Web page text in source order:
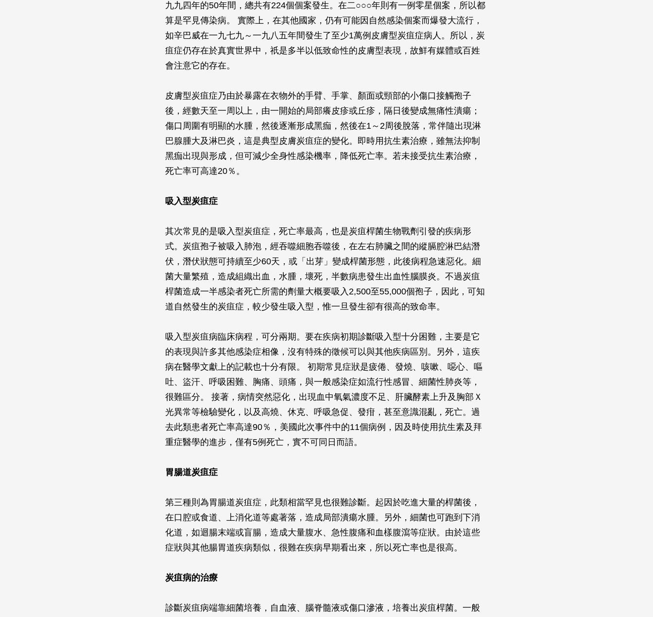
九九四年的50年間，總共有224個個案發生。在二○○○年則有一例零星個案，所以都
算是罕見傳染病。 實際上，在其他國家，仍有可能因自然感染個案而爆發大流行，
如辛巴威在一九七九～一九八五年間發生了至少1萬例皮膚型炭疽症病人。所以，炭
疽症仍存在於真實世界中，祇是多半以低致命性的皮膚型表現，故鮮有媒體或百姓
會注意它的存在。
皮膚型炭疽症乃由於暴露在衣物外的手臂、手掌、顏面或頸部的小傷口接觸孢子
後，經數天至一周以上，由一開始的局部癢皮疹或丘疹，隔日後變成無痛性潰瘍；
傷口周圍有明顯的水腫，然後逐漸形成黑痂，然後在1～2周後脫落，常伴隨出現淋
巴腺腫大及淋巴炎，這是典型皮膚炭疽症的變化。即時用抗生素治療，雖無法抑制
黑痂出現與形成，但可減少全身性感染機率，降低死亡率。若未接受抗生素治療，
死亡率可高達20％。
吸入型炭疽症
其次常見的是吸入型炭疽症，死亡率最高，也是炭疽桿菌生物戰劑引發的疾病形
式。炭疽孢子被吸入肺泡，經吞噬細胞吞噬後，在左右肺臟之間的縱膈腔淋巴結潛
伏，潛伏狀態可持續至少60天，或「出芽」變成桿菌形態，此後病程急速惡化。細
菌大量繁殖，造成組織出血，水腫，壞死，半數病患發生出血性腦膜炎。不過炭疽
桿菌造成一半感染者死亡所需的劑量大概要吸入2,500至55,000個孢子，因此，可知
道自然發生的炭疽症，較少發生吸入型，惟一旦發生卻有很高的致命率。
吸入型炭疽病臨床病程，可分兩期。要在疾病初期診斷吸入型十分困難，主要是它
的表現與許多其他感染症相像，沒有特殊的徵候可以與其他疾病區別。另外，這疾
病在醫學文獻上的記載也十分有限。 初期常見症狀是疲倦、發燒、咳嗽、噁心、嘔
吐、盜汗、呼吸困難、胸痛、頭痛，與一般感染症如流行性感冒、細菌性肺炎等，
很難區分。 接著，病情突然惡化，出現血中氧氣濃度不足、肝臟酵素上升及胸部Ｘ
光異常等檢驗變化，以及高燒、休克、呼吸急促、發疳，甚至意識混亂，死亡。過
去此類患者死亡率高達90％，美國此次事件中的11個病例，因及時使用抗生素及拜
重症醫學的進步，僅有5例死亡，實不可同日而語。
胃腸道炭疽症
第三種則為胃腸道炭疽症，此類相當罕見也很難診斷。起因於吃進大量的桿菌後，
在口腔或食道、上消化道等處著落，造成局部潰瘍水腫。另外，細菌也可跑到下消
化道，如迴腸末端或盲腸，造成大量腹水、急性腹痛和血樣腹瀉等症狀。由於這些
症狀與其他腸胃道疾病類似，很難在疾病早期看出來，所以死亡率也是很高。
炭疽病的治療
診斷炭疽病端靠細菌培養，自血液、腦脊髓液或傷口滲液，培養出炭疽桿菌。一般